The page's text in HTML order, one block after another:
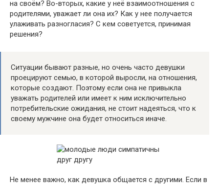
на своём? Во-вторых, какие у неё взаимоотношения с
родителями, уважает ли она их? Как у нее получается
улаживать разногласия? С кем советуется, принимая
решения?
Ситуации бывают разные, но очень часто девушки
проецируют семью, в которой выросли, на отношения,
которые создают. Поэтому если она не привыкла
уважать родителей или имеет к ним исключительно
потребительские ожидания, не стоит надеяться, что к
своему мужчине она будет относиться иначе.
Не менее важно, как девушка общается с другими. Если в